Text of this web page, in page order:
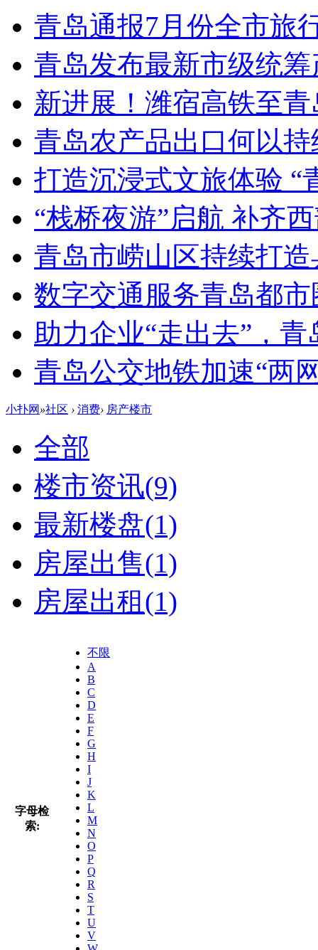
青岛通报7月份全市旅
青岛发布最新市级统
新进展！潍宿高铁至
青岛农产品出口何以持
打造沉浸式文旅体验 “
“栈桥夜游”启航 补齐
青岛市崂山区持续打
数字交通服务青岛都
助力企业“走出去”，
青岛公交地铁加速“两
小扑网 »社区 › 消费› 房产楼市
全部
楼市资讯(9)
最新楼盘(1)
房屋出售(1)
房屋出租(1)
字母检
索:
不限
A
B
C
D
E
F
G
H
I
J
K
L
M
N
O
P
Q
R
S
T
U
V